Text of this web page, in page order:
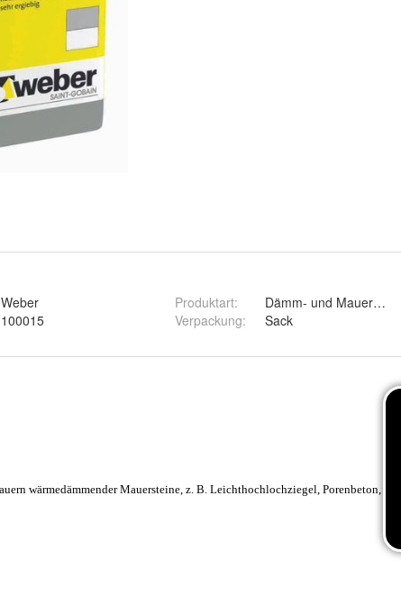
Weber
100015
Produktart:
Dämm- und Mauermörtel
Verpackung: Sack